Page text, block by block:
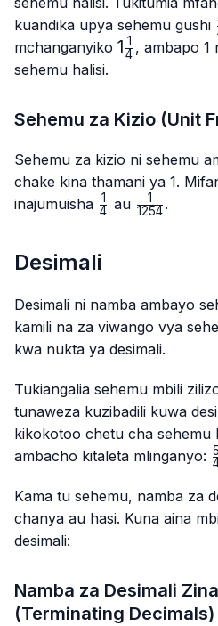
kuandika upya sehemu gushi
mchanganyiko 1\frac{1}
1 4
1 , ambapo 1
sehemu halisi.
Sehemu za Kizio (Unit
Sehemu za kizio ni sehemu
chake kina thamani ya 1.
inajumuisha \frac{1}
4
1 au \frac{1}
1254
1 .
Desimali
Desimali ni namba ambayo
kamili na za viwango vya
kwa nukta ya desimali.
Tukiangalia sehemu mbili
tunaweza kuzibadili kuwa
kikokotoo chetu cha sehemu
ambacho kitaleta mlinganyo: 5
Kama tu sehemu, namba za
chanya au hasi. Kuna aina
desimali:
Namba za Desimali
(Terminating Decimals)